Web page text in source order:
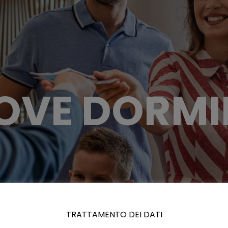
TRATTAMENTO DEI DATI